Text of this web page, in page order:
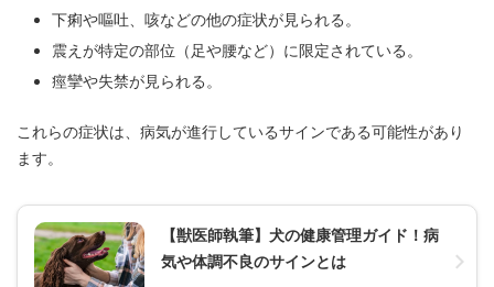
下痢や嘔吐、咳などの他の症状が見られる。
震えが特定の部位（足や腰など）に限定されている。
痙攣や失禁が見られる。
これらの症状は、病気が進行しているサインである可能性があり
ます。
【獣医師執筆】犬の健康管理ガイド！病
気や体調不良のサインとは